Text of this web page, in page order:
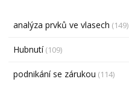
analýza prvků ve vlasech (149)
Hubnutí(109)
podnikání se zárukou (114)